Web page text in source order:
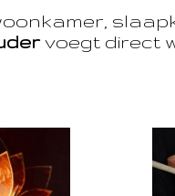
voegt direct